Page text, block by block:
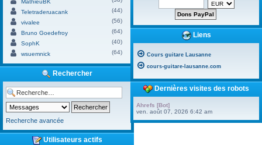
Teletraderuacank
(44)
vivalee
(56)
Bruno Goedefroy
(64)
SophK
(40)
wsuemnick
(64)
Rechercher
Recherche avancée
Utilisateurs actifs
Liens
Cours guitare Lausanne
cours-guitare-lausanne.com
Dernières visites des robots
Ahrefs [Bot]
ven. août 07, 2026 6:42 am